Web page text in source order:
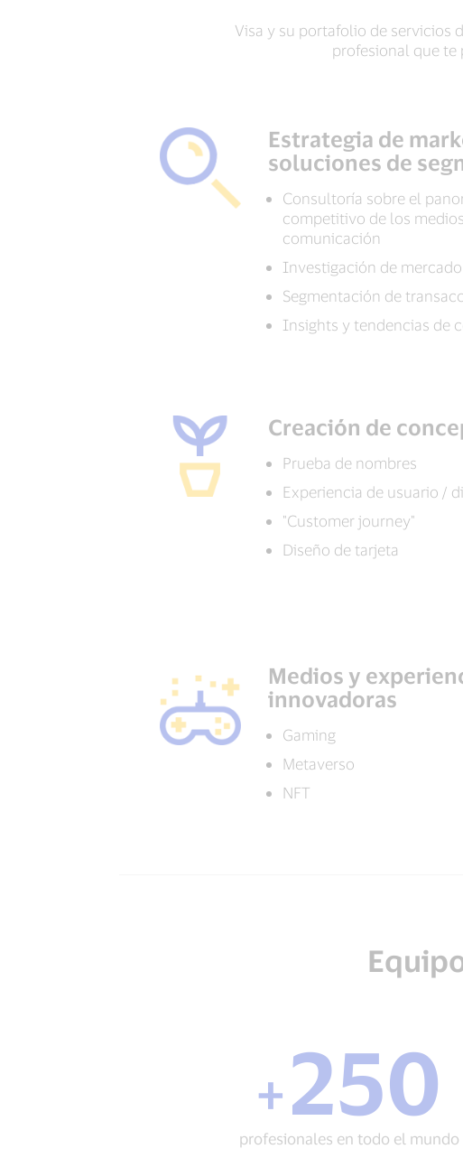
Visa y su portafolio de servicios
profesional que te
Estrategia de
soluciones de
Consultoría sobre el
competitivo de los
comunicación
Investigación de mercado
Segmentación de
Insights y tendencias de
Creación de
Prueba de nombres
Experiencia de usuario /
"Customer journey"
Diseño de tarjeta
Medios y
innovadoras
Gaming
Metaverso
NFT
+
250
profesionales
en
todo
el
+250
profesionales en todo el mundo